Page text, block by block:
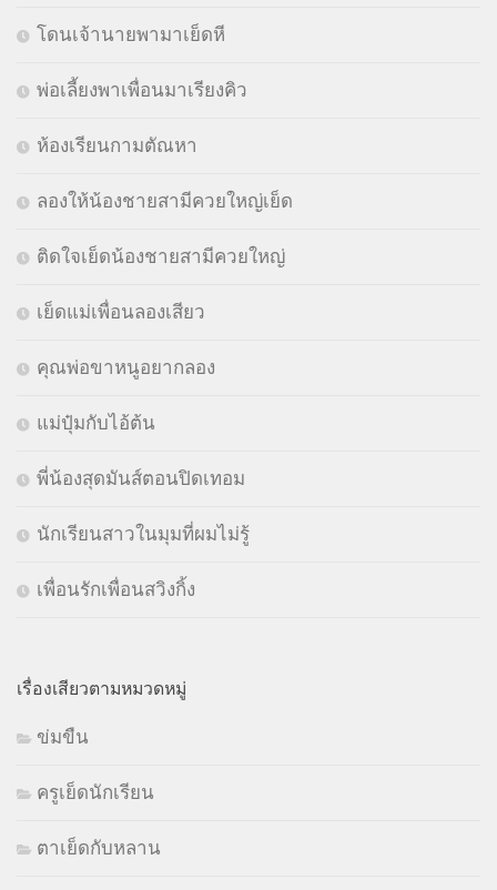
โดนเจ้านายพามาเย็ดหี
พ่อเลี้ยงพาเพื่อนมาเรียงคิว
ห้องเรียนกามตัณหา
ลองให้น้องชายสามีควยใหญ่เย็ด
ติดใจเย็ดน้องชายสามีควยใหญ่
เย็ดแม่เพื่อนลองเสียว
คุณพ่อขาหนูอยากลอง
แม่ปุ๋มกับไอ้ต้น
พี่น้องสุดมันส์ตอนปิดเทอม
นักเรียนสาวในมุมที่ผมไม่รู้
เพื่อนรักเพื่อนสวิงกิ้ง
เรื่องเสียวตามหมวดหมู่
ข่มขืน
ครูเย็ดนักเรียน
ตาเย็ดกับหลาน